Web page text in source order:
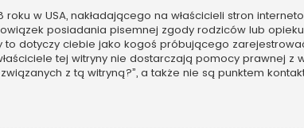
w USA, nakładającego na właścicieli stron
posiadania pisemnej zgody rodziców lub
dotyczy ciebie jako kogoś próbującego
tej witryny nie dostarczają pomocy prawnej z
z tą witryną?”, a także nie są punktem